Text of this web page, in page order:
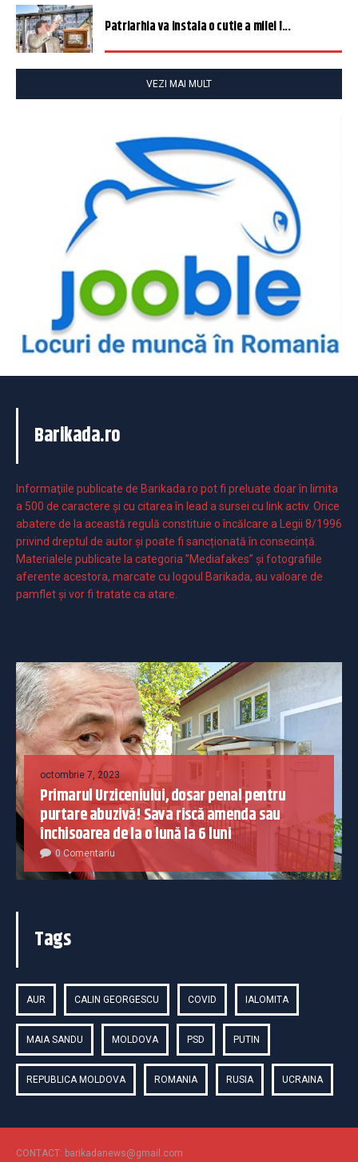
Patriarhia va instala o cutie a milei î...
VEZI MAI MULT
Barikada.ro
Informaţiile publicate de Barikada.ro pot fi preluate doar în limita
a 500 de caractere şi cu citarea în lead a sursei cu link activ. Orice
abatere de la această regulă constituie o încălcare a Legii 8/1996
privind dreptul de autor și poate fi sancționată în consecință.
Materialele publicate la categoria ”Mediafakes” și fotografiile
aferente acestora, marcate cu logoul Barikada, au valoare de
pamflet și vor fi tratate ca atare.
octombrie 7, 2023
Primarul Urziceniului, dosar penal pentru
purtare abuzivă! Sava riscă amenda sau
închisoarea de la o lună la 6 luni
0 Comentariu
Tags
AUR CALIN GEORGESCU COVID IALOMITA
MAIA SANDU MOLDOVA PSD PUTIN
REPUBLICA MOLDOVA ROMANIA RUSIA UCRAINA
CONTACT: barikadanews@gmail.com